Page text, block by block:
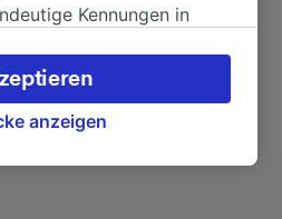
34min
Kennungen in
Ihre Präferenzen
einschließlich
bei berechtigtem
anzeigen